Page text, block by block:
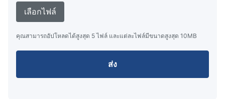
เลือกไฟล์
คุณสามารถอัปโหลดได้สูงสุด 5 ไฟล์ และแต่ละไฟล์มีขนาดสูงสุด 10MB
ส่ง